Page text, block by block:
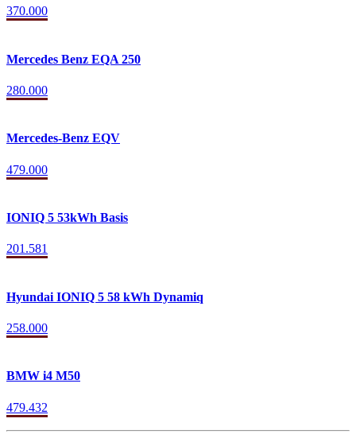
370.000
Mercedes Benz EQA 250
280.000
Mercedes-Benz EQV
479.000
IONIQ 5 53kWh Basis
201.581
Hyundai IONIQ 5 58 kWh Dynamiq
258.000
BMW i4 M50
479.432